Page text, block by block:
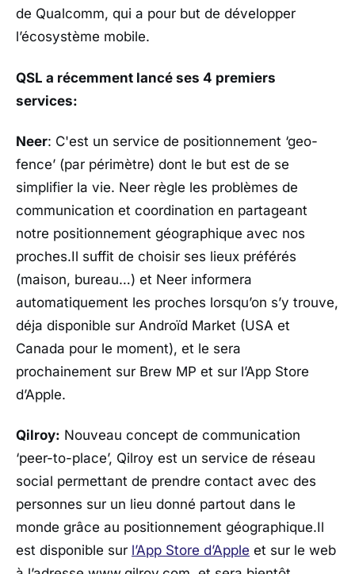
de Qualcomm, qui a pour but de développer
l’écosystème mobile.
QSL a récemment lancé ses 4 premiers
services:
Neer: C'est un service de positionnement ‘geo-
fence’ (par périmètre) dont le but est de se
simplifier la vie. Neer règle les problèmes de
communication et coordination en partageant
notre positionnement géographique avec nos
proches.Il suffit de choisir ses lieux préférés
(maison, bureau…) et Neer informera
automatiquement les proches lorsqu’on s’y trouve,
déja disponible sur Androïd Market (USA et
Canada pour le moment), et le sera
prochainement sur Brew MP et sur l’App Store
d’Apple.
Qilroy: Nouveau concept de communication
‘peer-to-place’, Qilroy est un service de réseau
social permettant de prendre contact avec des
personnes sur un lieu donné partout dans le
monde grâce au positionnement géographique.Il
est disponible sur l’App Store d’Apple et sur le web